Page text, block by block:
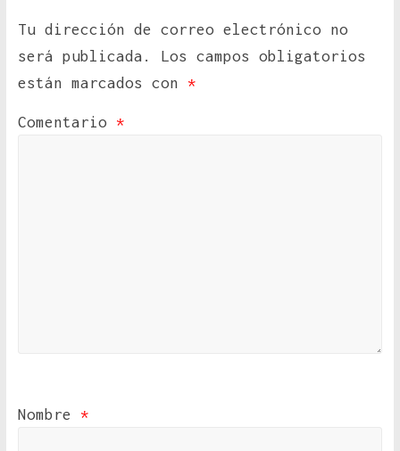
Tu dirección de correo electrónico no
será publicada.
Los campos obligatorios
están marcados con *
Comentario *
Nombre *